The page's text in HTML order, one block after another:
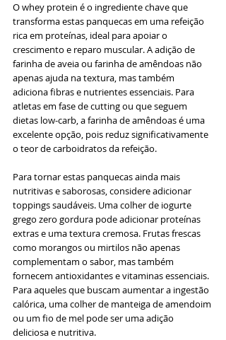
O whey protein é o ingrediente chave que
transforma estas panquecas em uma refeição
rica em proteínas, ideal para apoiar o
crescimento e reparo muscular. A adição de
farinha de aveia ou farinha de amêndoas não
apenas ajuda na textura, mas também
adiciona fibras e nutrientes essenciais. Para
atletas em fase de cutting ou que seguem
dietas low-carb, a farinha de amêndoas é uma
excelente opção, pois reduz significativamente
o teor de carboidratos da refeição.
Para tornar estas panquecas ainda mais
nutritivas e saborosas, considere adicionar
toppings saudáveis. Uma colher de iogurte
grego zero gordura pode adicionar proteínas
extras e uma textura cremosa. Frutas frescas
como morangos ou mirtilos não apenas
complementam o sabor, mas também
fornecem antioxidantes e vitaminas essenciais.
Para aqueles que buscam aumentar a ingestão
calórica, uma colher de manteiga de amendoim
ou um fio de mel pode ser uma adição
deliciosa e nutritiva.